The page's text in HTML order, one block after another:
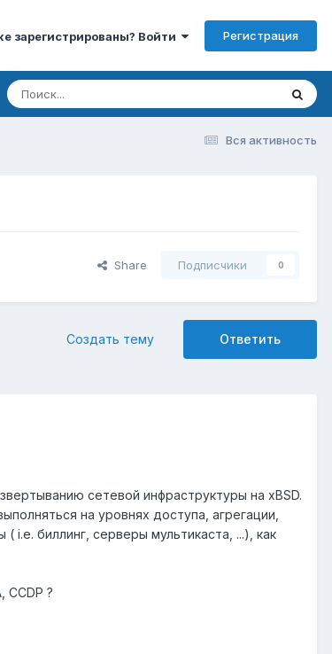
зарегистрированы? Войти Регистрация
Вся активность
Share Подписчики 0
Ответить
Создать тему
сетевой инфраструктуры на xBSD.
на уровнях доступа, агрегации,
i.e. биллинг, серверы мультикаста, ...), как
CCDP ?